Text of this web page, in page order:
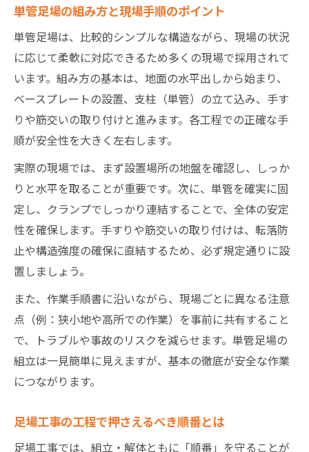
足場工事の専門用語や朝顔の意味を解説
足場工事の知識と収入アップの関係性とは
足場工事のプロが現場で意識する基準まと
め
単管足場の組み方と現場手順のポイント
単管足場は、比較的シンプルな構造ながら、現場の状況
に応じて柔軟に対応できるため多くの現場で採用されて
います。組み方の基本は、地面の水平出しから始まり、
ベースプレートの設置、支柱（単管）の立て込み、手す
りや筋交いの取り付けと進みます。各工程での正確な手
順が安全性を大きく左右します。
実際の現場では、まず設置場所の地盤を確認し、しっか
りと水平を取ることが重要です。次に、単管を確実に固
定し、クランプでしっかり連結することで、全体の安定
性を確保します。手すりや筋交いの取り付けは、転落防
止や構造強度の確保に直結するため、必ず規定通りに設
置しましょう。
また、作業手順書に沿いながら、現場ごとに異なる注意
点（例：狭小地や高所での作業）を事前に共有すること
で、トラブルや事故のリスクを減らせます。単管足場の
組立は一見簡単に見えますが、基本の徹底が安全な作業
につながります。
足場工事の工程で押さえるべき順番とは
足場工事では、組立・解体ともに「順番」を守ることが